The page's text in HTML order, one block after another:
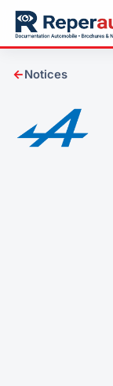
←Notices